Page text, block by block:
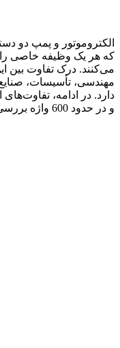
الکتروموتور و پمپ دو
که هر یک وظیفه خاصی را
می‌کنند. درک تفاوت بین
مهندسی، تأسیسات،
دارد. در ادامه،
و در حدود 600 واژه بررسی می‌کنیم.